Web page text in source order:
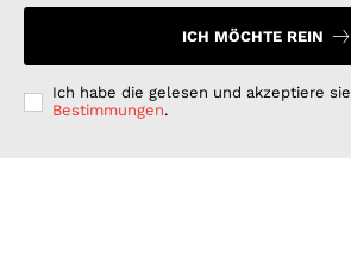
ICH MÖCHTE REIN
Ich habe die gelesen und akzeptiere sie
Bestimmungen.